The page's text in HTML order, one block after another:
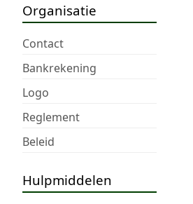
Organisatie
Contact
Bankrekening
Logo
Reglement
Beleid
Hulpmiddelen